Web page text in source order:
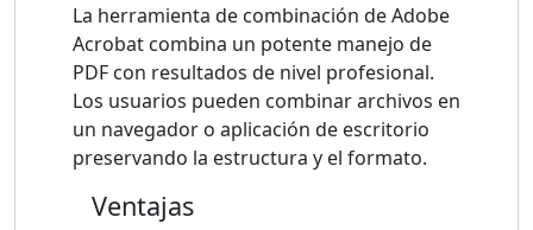
La herramienta de combinación de Adobe
Acrobat combina un potente manejo de
PDF con resultados de nivel profesional.
Los usuarios pueden combinar archivos en
un navegador o aplicación de escritorio
preservando la estructura y el formato.
Ventajas